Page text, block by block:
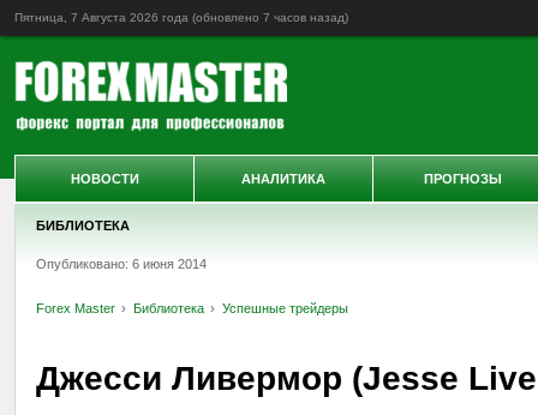
Пятница, 7 Августа 2026 года (обновлено 7 часов назад)
БИБЛИОТЕКА
Опубликовано: 6 июня 2014
Forex Master Библиотека Успешные трейдеры
Джесси Ливермор (Jesse
НОВОСТИ АНАЛИТИКА ПРОГНОЗЫ